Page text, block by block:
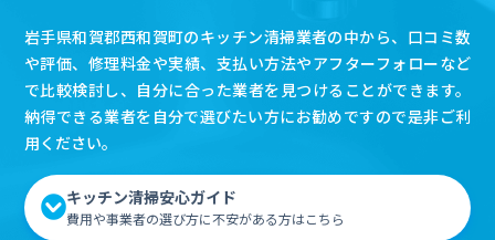
岩手県和賀郡西和賀町のキッチン清掃業者の中から、口コミ数
や評価、修理料金や実績、支払い方法やアフターフォローなど
で比較検討し、自分に合った業者を見つけることができます。
納得できる業者を自分で選びたい方にお勧めですので是非ご利
用ください。
キッチン清掃安心ガイド
費用や事業者の選び方に不安がある方はこちら